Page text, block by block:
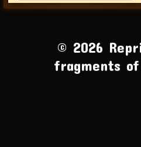
© 2026
fragments